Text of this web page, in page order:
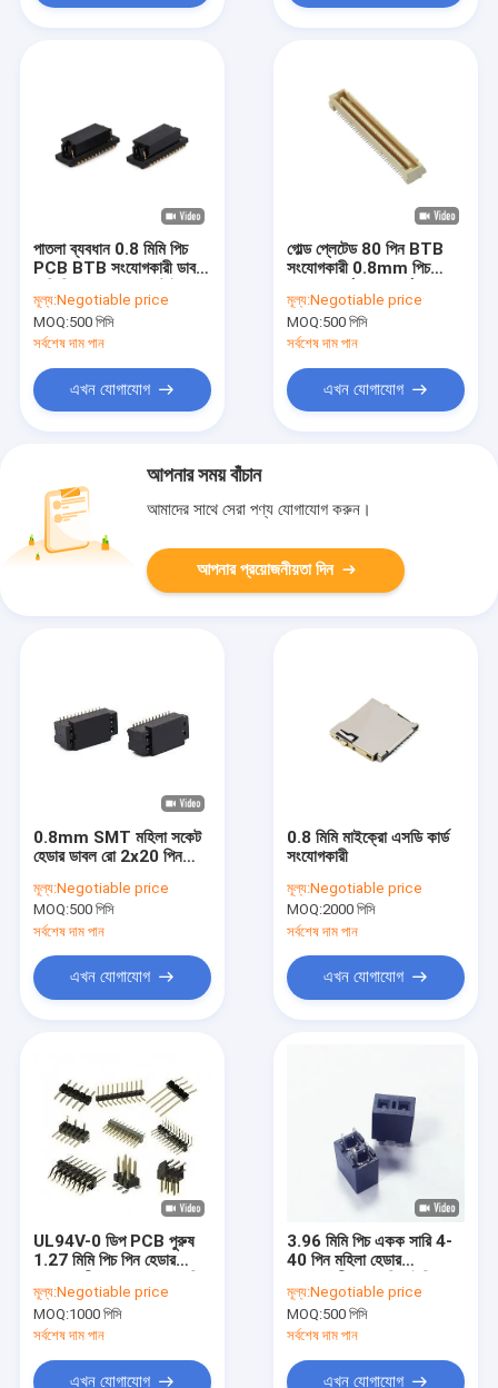
পাতলা ব্যবধান 0.8 মিমি পিচ
PCB BTB সংযোগকারী ডাবল
মূল্য:Negotiable price
MOQ:500 পিসি
সর্বশেষ দাম পান
এখন যোগাযোগ
গোল্ড প্লেটেড 80 পিন BTB
সংযোগকারী 0.8mm পিচ
সংযোগকারী পুরুষ প্লাগ
মূল্য:Negotiable price
MOQ:500 পিসি
সর্বশেষ দাম পান
এখন যোগাযোগ
আপনার সময় বাঁচান
আমাদের সাথে সেরা পণ্য যোগাযোগ করুন।
আপনার প্রয়োজনীয়তা দিন
0.8mm SMT মহিলা সকেট
হেডার ডাবল রো 2x20 পিন
মূল্য:Negotiable price
MOQ:500 পিসি
সর্বশেষ দাম পান
এখন যোগাযোগ
0.8 মিমি মাইক্রো এসডি কার্ড
সংযোগকারী
মূল্য:Negotiable price
MOQ:2000 পিসি
সর্বশেষ দাম পান
এখন যোগাযোগ
UL94V-0 ডিপ PCB পুরুষ
1.27 মিমি পিচ পিন হেডার
মূল্য:Negotiable price
MOQ:1000 পিসি
সর্বশেষ দাম পান
এখন যোগাযোগ
3.96 মিমি পিচ একক সারি 4-
40 পিন মহিলা হেডার
মূল্য:Negotiable price
MOQ:500 পিসি
সর্বশেষ দাম পান
এখন যোগাযোগ